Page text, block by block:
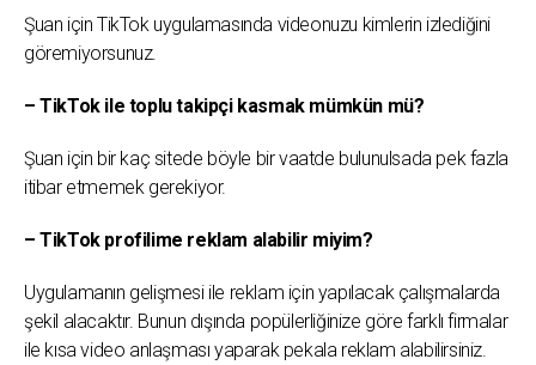
Şuan için TikTok uygulamasında videonuzu kimlerin izlediğini
göremiyorsunuz.
– TikTok ile toplu takipçi kasmak mümkün mü?
Şuan için bir kaç sitede böyle bir vaatde bulunulsada pek fazla
itibar etmemek gerekiyor.
– TikTok profilime reklam alabilir miyim?
Uygulamanın gelişmesi ile reklam için yapılacak çalışmalarda
şekil alacaktır. Bunun dışında popülerliğinize göre farklı firmalar
ile kısa video anlaşması yaparak pekala reklam alabilirsiniz.